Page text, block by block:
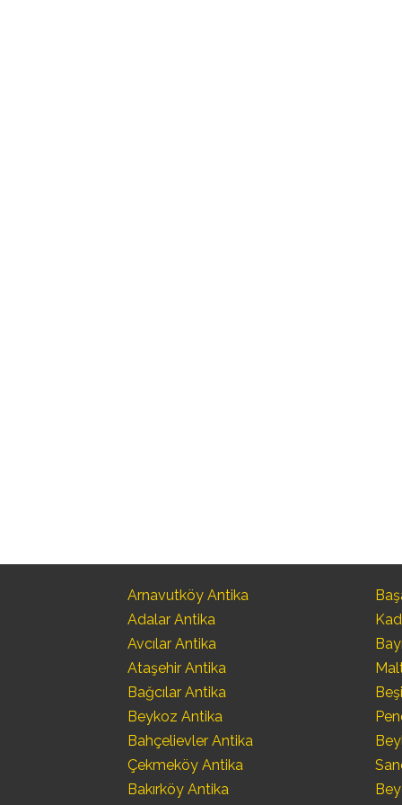
Arnavutköy Antika
Adalar Antika
Avcılar Antika
Ataşehir Antika
Bağcılar Antika
Beykoz Antika
Bahçelievler Antika
Çekmeköy Antika
Bakırköy Antika